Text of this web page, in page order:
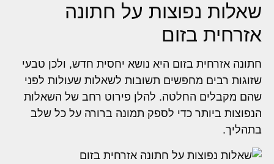
שאלות נפוצות על חתונה
אזרחית בזום
חתונה אזרחית בזום היא נושא יחסית חדש, ולכן טבעי
שזוגות רבים מחפשים תשובות לשאלות שעולות לפני
שהם מקבלים החלטה. להלן פירוט רחב של השאלות
הנפוצות ביותר כדי לספק תמונה ברורה על כל שלב
בתהליך.